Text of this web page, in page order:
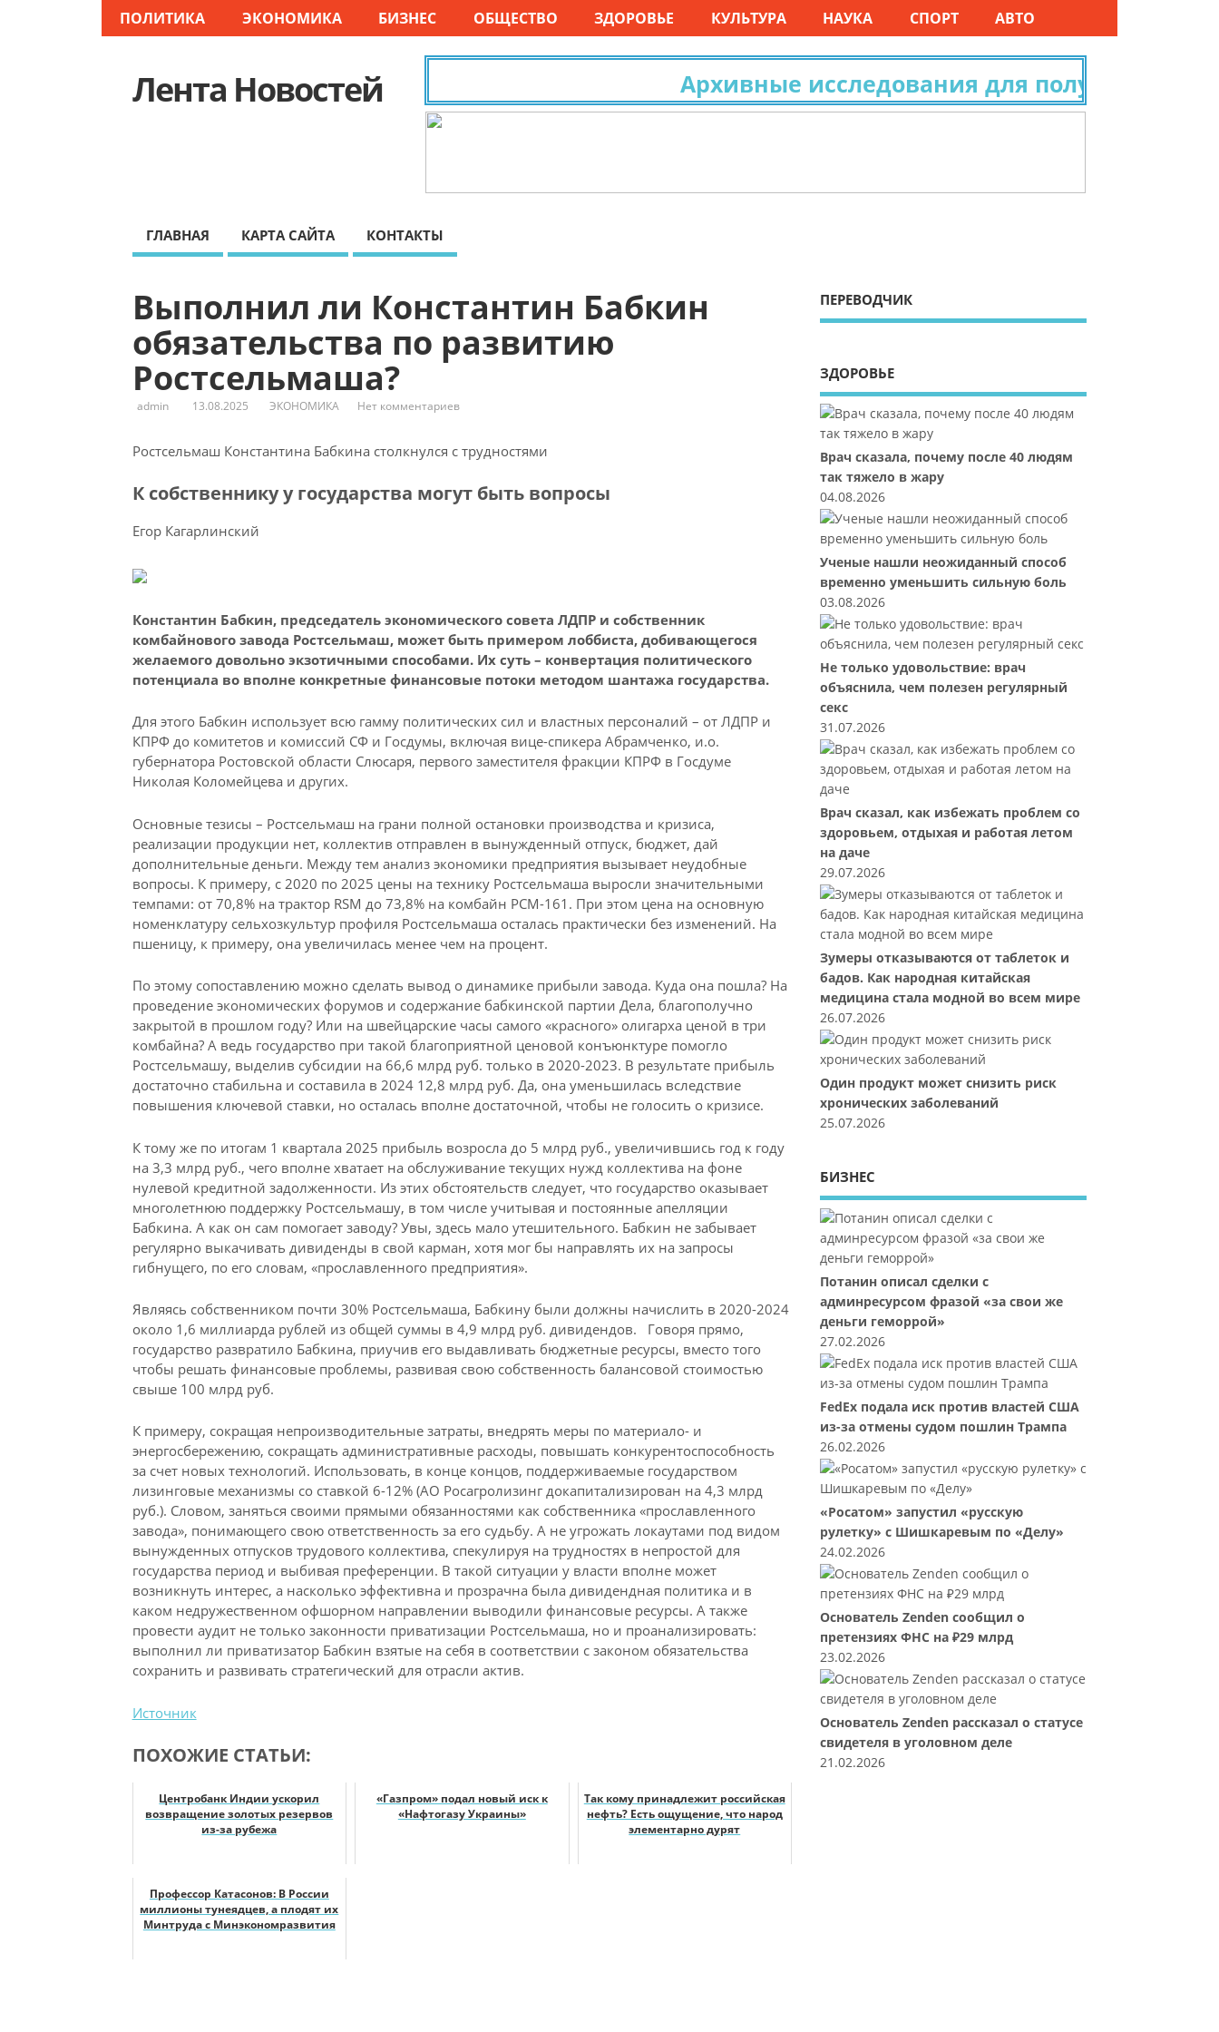
ПОЛИТИКА ЭКОНОМИКА БИЗНЕС ОБЩЕСТВО ЗДОРОВЬЕ КУЛЬТУРА НАУКА СПОРТ АВТО
Лента Новостей Архивные исследования для получения
ГЛАВНАЯ КАРТА САЙТА КОНТАКТЫ
Выполнил ли Константин Бабкин
обязательства по развитию
Ростсельмаша?
admin 13.08.2025 ЭКОНОМИКА Нет комментариев
Ростсельмаш Константина Бабкина столкнулся с трудностями
К собственнику у государства могут быть вопросы
Егор Кагарлинский
Константин Бабкин, председатель экономического совета ЛДПР и собственник
комбайнового завода Ростсельмаш, может быть примером лоббиста, добивающегося
желаемого довольно экзотичными способами. Их суть – конвертация политического
потенциала во вполне конкретные финансовые потоки методом шантажа государства.
Для этого Бабкин использует всю гамму политических сил и властных персоналий – от ЛДПР и
КПРФ до комитетов и комиссий СФ и Госдумы, включая вице-спикера Абрамченко, и.о.
губернатора Ростовской области Слюсаря, первого заместителя фракции КПРФ в Госдуме
Николая Коломейцева и других.
Основные тезисы – Ростсельмаш на грани полной остановки производства и кризиса,
реализации продукции нет, коллектив отправлен в вынужденный отпуск, бюджет, дай
дополнительные деньги. Между тем анализ экономики предприятия вызывает неудобные
вопросы. К примеру, с 2020 по 2025 цены на технику Ростсельмаша выросли значительными
темпами: от 70,8% на трактор RSM до 73,8% на комбайн РСМ-161. При этом цена на основную
номенклатуру сельхозкультур профиля Ростсельмаша осталась практически без изменений. На
пшеницу, к примеру, она увеличилась менее чем на процент.
По этому сопоставлению можно сделать вывод о динамике прибыли завода. Куда она пошла? На
проведение экономических форумов и содержание бабкинской партии Дела, благополучно
закрытой в прошлом году? Или на швейцарские часы самого «красного» олигарха ценой в три
комбайна? А ведь государство при такой благоприятной ценовой конъюнктуре помогло
Ростсельмашу, выделив субсидии на 66,6 млрд руб. только в 2020-2023. В результате прибыль
достаточно стабильна и составила в 2024 12,8 млрд руб. Да, она уменьшилась вследствие
повышения ключевой ставки, но осталась вполне достаточной, чтобы не голосить о кризисе.
К тому же по итогам 1 квартала 2025 прибыль возросла до 5 млрд руб., увеличившись год к году
на 3,3 млрд руб., чего вполне хватает на обслуживание текущих нужд коллектива на фоне
нулевой кредитной задолженности. Из этих обстоятельств следует, что государство оказывает
многолетнюю поддержку Ростсельмашу, в том числе учитывая и постоянные апелляции
Бабкина. А как он сам помогает заводу? Увы, здесь мало утешительного. Бабкин не забывает
регулярно выкачивать дивиденды в свой карман, хотя мог бы направлять их на запросы
гибнущего, по его словам, «прославленного предприятия».
Являясь собственником почти 30% Ростсельмаша, Бабкину были должны начислить в 2020-2024
около 1,6 миллиарда рублей из общей суммы в 4,9 млрд руб. дивидендов. Говоря прямо,
государство развратило Бабкина, приучив его выдавливать бюджетные ресурсы, вместо того
чтобы решать финансовые проблемы, развивая свою собственность балансовой стоимостью
свыше 100 млрд руб.
К примеру, сокращая непроизводительные затраты, внедрять меры по материало- и
энергосбережению, сокращать административные расходы, повышать конкурентоспособность
за счет новых технологий. Использовать, в конце концов, поддерживаемые государством
лизинговые механизмы со ставкой 6-12% (АО Росагролизинг докапитализирован на 4,3 млрд
руб.). Словом, заняться своими прямыми обязанностями как собственника «прославленного
завода», понимающего свою ответственность за его судьбу. А не угрожать локаутами под видом
вынужденных отпусков трудового коллектива, спекулируя на трудностях в непростой для
государства период и выбивая преференции. В такой ситуации у власти вполне может
возникнуть интерес, а насколько эффективна и прозрачна была дивидендная политика и в
каком недружественном офшорном направлении выводили финансовые ресурсы. А также
провести аудит не только законности приватизации Ростсельмаша, но и проанализировать:
выполнил ли приватизатор Бабкин взятые на себя в соответствии с законом обязательства
сохранить и развивать стратегический для отрасли актив.
Источник
ПОХОЖИЕ СТАТЬИ:
Центробанк Индии ускорил
возвращение золотых резервов
из-за рубежа
«Газпром» подал новый иск к
«Нафтогазу Украины»
Так кому принадлежит российская
нефть? Есть ощущение, что народ
элементарно дурят
Профессор Катасонов: В России
миллионы тунеядцев, а плодят их
Минтруда с Минэкономразвития
ПЕРЕВОДЧИК
ЗДОРОВЬЕ
Врач сказала, почему после 40 людям
так тяжело в жару
04.08.2026
Ученые нашли неожиданный способ
временно уменьшить сильную боль
03.08.2026
Не только удовольствие: врач
объяснила, чем полезен регулярный
секс
31.07.2026
Врач сказал, как избежать проблем со
здоровьем, отдыхая и работая летом
на даче
29.07.2026
Зумеры отказываются от таблеток и
бадов. Как народная китайская
медицина стала модной во всем мире
26.07.2026
Один продукт может снизить риск
хронических заболеваний
25.07.2026
БИЗНЕС
Потанин описал сделки с
админресурсом фразой «за свои же
деньги геморрой»
27.02.2026
FedEx подала иск против властей США
из-за отмены судом пошлин Трампа
26.02.2026
«Росатом» запустил «русскую
рулетку» с Шишкаревым по «Делу»
24.02.2026
Основатель Zenden сообщил о
претензиях ФНС на ₽29 млрд
23.02.2026
Основатель Zenden рассказал о статусе
свидетеля в уголовном деле
21.02.2026